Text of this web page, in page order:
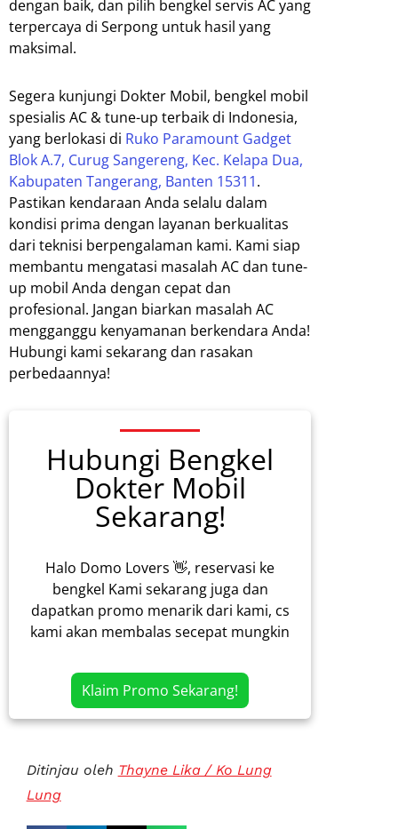
dengan baik, dan pilih bengkel servis AC yang
terpercaya di Serpong untuk hasil yang
maksimal.
Segera kunjungi Dokter Mobil, bengkel mobil
spesialis AC & tune-up terbaik di Indonesia,
yang berlokasi di Ruko Paramount Gadget
Blok A.7, Curug Sangereng, Kec. Kelapa Dua,
Kabupaten Tangerang, Banten 15311.
Pastikan kendaraan Anda selalu dalam
kondisi prima dengan layanan berkualitas
dari teknisi berpengalaman kami. Kami siap
membantu mengatasi masalah AC dan tune-
up mobil Anda dengan cepat dan
profesional. Jangan biarkan masalah AC
mengganggu kenyamanan berkendara Anda!
Hubungi kami sekarang dan rasakan
perbedaannya!
Hubungi Bengkel
Dokter Mobil
Sekarang!
Halo Domo Lovers 👋, reservasi ke
bengkel Kami sekarang juga dan
dapatkan promo menarik dari kami, cs
kami akan membalas secepat mungkin
Klaim Promo Sekarang!
Ditinjau oleh Thayne Lika / Ko Lung
Lung